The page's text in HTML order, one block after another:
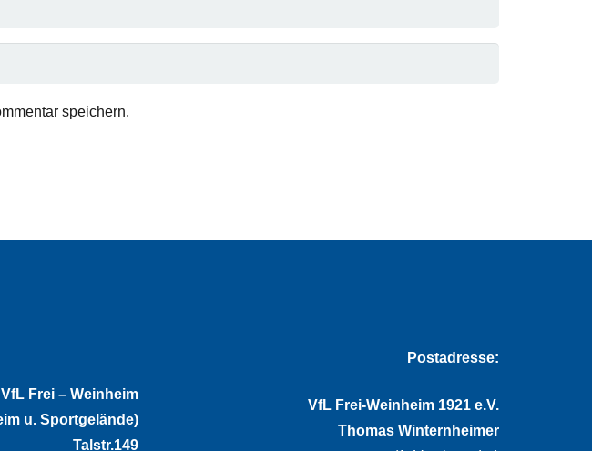
speichern.
VfL Frei – Weinheim
u. Sportgelände)
Talstr.149
Postadresse:
VfL Frei-Weinheim 1921 e.V.
Thomas Winternheimer